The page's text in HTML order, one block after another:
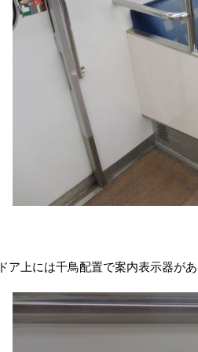
ドア上には千鳥配置で案内表示器が